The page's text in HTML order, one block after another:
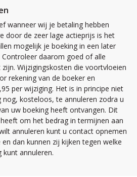
wanneer wij je betaling hebben
door de zeer lage actieprijs is het
mogelijk je boeking in een later
daarom goed of alle
Wijzigingskosten die voortvloeien
rekening van de boeker en
per wijziging. Het is in principe niet
kosteloos, te annuleren zodra u
uw boeking heeft ontvangen. Dit
om het bedrag in termijnen aan
annuleren kunt u contact opnemen
dan kunnen zij kijken tegen welke
annuleren.